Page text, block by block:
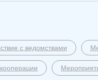
с ведомствами